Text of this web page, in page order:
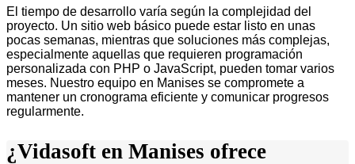
El tiempo de desarrollo varía según la complejidad del
proyecto. Un sitio web básico puede estar listo en unas
pocas semanas, mientras que soluciones más complejas,
especialmente aquellas que requieren programación
personalizada con PHP o JavaScript, pueden tomar varios
meses. Nuestro equipo en Manises se compromete a
mantener un cronograma eficiente y comunicar progresos
regularmente.
¿Vidasoft en Manises ofrece